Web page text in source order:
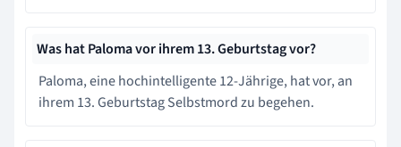
Was hat Paloma vor ihrem 13. Geburtstag vor?
Paloma, eine hochintelligente 12-Jährige, hat vor, an
ihrem 13. Geburtstag Selbstmord zu begehen.